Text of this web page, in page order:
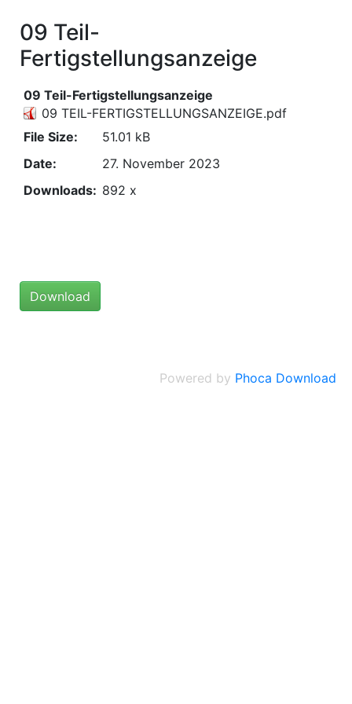
09 Teil-
Fertigstellungsanzeige
09 Teil-Fertigstellungsanzeige
09 TEIL-FERTIGSTELLUNGSANZEIGE.pdf
File Size:
51.01 kB
Date:
27. November 2023
Downloads: 892 x
Powered by Phoca Download